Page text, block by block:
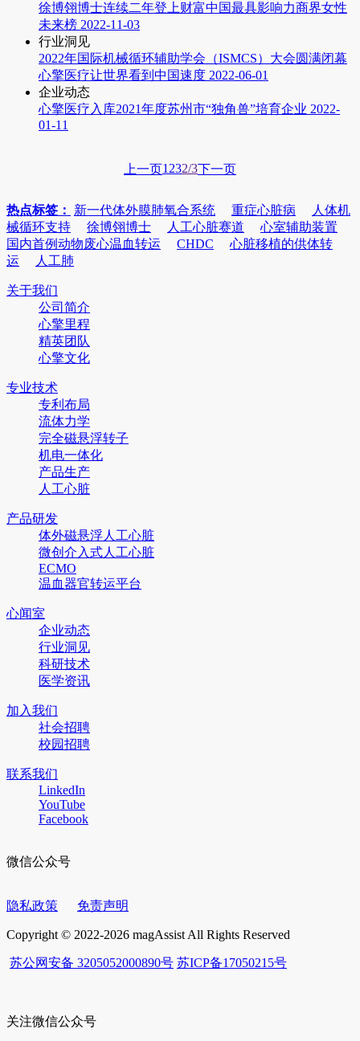
徐博翎博士连续二年登上财富中国最具影响力商界女性
未来榜 2022-11-03
行业洞见
2022年国际机械循环辅助学会（ISMCS）大会圆满闭幕
心擎医疗让世界看到中国速度 2022-06-01
企业动态
心擎医疗入库2021年度苏州市“独角兽”培育企业 2022-
01-11
上一页1 232/3下一页
热点标签： 新一代体外膜肺氧合系统 重症心脏病
人体机
械循环支持
徐博翎博士 人工心脏赛道
心室辅助装置
国内首例动物废心温血转运
CHDC
心脏移植的供体转
运
人工肺
关于我们
公司简介
心擎里程
精英团队
心擎文化
专业技术
专利布局
流体力学
完全磁悬浮转子
机电一体化
产品生产
人工心脏
产品研发
体外磁悬浮人工心脏
微创介入式人工心脏
ECMO
温血器官转运平台
心闻室
企业动态
行业洞见
科研技术
医学资讯
加入我们
社会招聘
校园招聘
联系我们
LinkedIn
YouTube
Facebook
微信公众号
隐私政策 免责声明
Copyright © 2022-2026 magAssist All Rights Reserved
苏公网安备 3205052000890号 苏ICP备17050215号
关注微信公众号